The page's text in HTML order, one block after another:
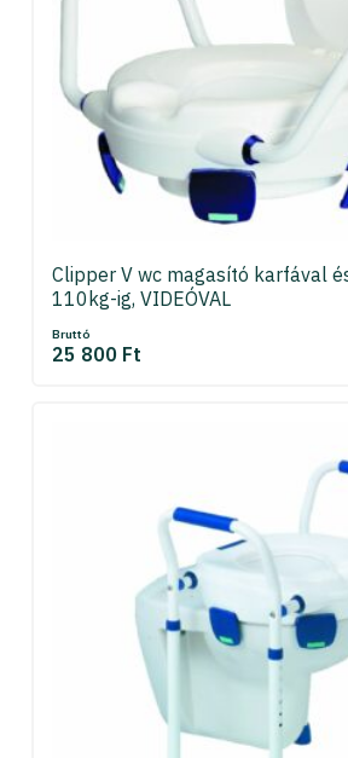
Clipper V wc magasító karfával
110kg-ig, VIDEÓVAL
Bruttó
25 800 Ft